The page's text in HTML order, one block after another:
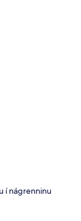
í nágrenninu